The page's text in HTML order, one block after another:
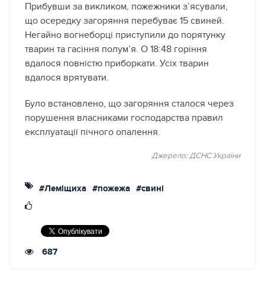
Прибувши за викликом, пожежники з’ясували,
що осередку загоряння перебуває 15 свиней.
Негайно вогнеборці приступили до порятунку
тварин та гасіння полум’я. О 18:48 горіння
вдалося повністю приборкати. Усіх тварин
вдалося врятувати.
Було встановлено, що загоряння сталося через
порушення власниками господарства правил
експлуатації пічного опалення.
Джерело: ДСНС України
#Леміщиха #пожежа #свині
687